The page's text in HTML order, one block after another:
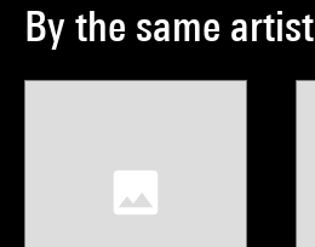
By the same artist